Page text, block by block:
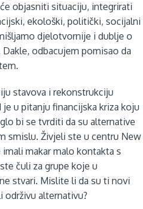
objasniti situaciju, integrirati
ekološki, politički, socijalni
djelotvornije i dublje o
odbacujem pomisao da
stavova i rekonstrukciju
u pitanju financijska kriza koju
bi se tvrditi da su alternative
smislu. Živjeli ste u centru New
makar malo kontakta s
čuli za grupe koje u
stvari. Mislite li da su ti novi
održivu alternativu?